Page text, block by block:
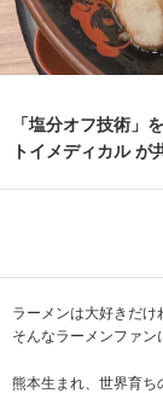
「塩分オフ技術」
トイメディカル が
ラーメンは大好きだ
そんなラーメンファン
熊本生まれ、世界育ち